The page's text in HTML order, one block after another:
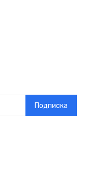
Подписка